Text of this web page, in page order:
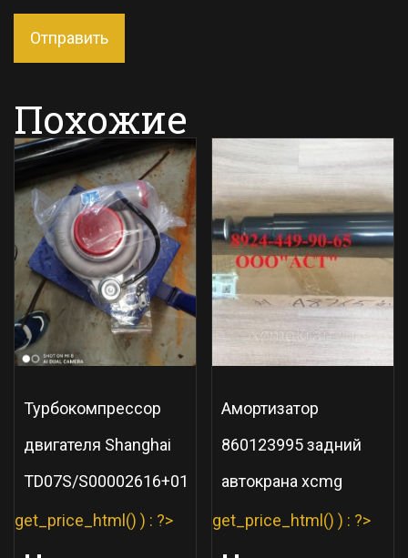
Похожие
Турбокомпрессор
двигателя Shanghai
TD07S/S00002616+01
get_price_html() ) : ?>
Амортизатор
860123995 задний
автокрана xcmg
get_price_html() ) : ?>